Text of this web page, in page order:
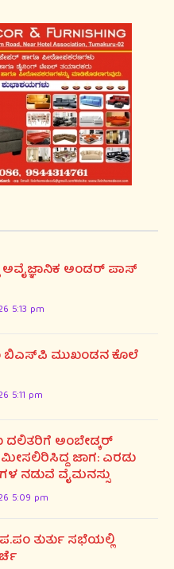
ಅವೈಜ್ಞಾನಿಕ ಅಂಡರ್ ಪಾಸ್
5:13 pm
ಬಿಎಸ್‌ಪಿ ಮುಖಂಡನ ಕೊಲೆ
5:11 pm
ಅಂಬೇಡ್ಕರ್
ಜಾಗ: ಎರಡು
ನಡುವೆ ವೈಮನಸ್ಸು
5:09 pm
ತುರ್ತು ಸಭೆಯಲ್ಲಿ